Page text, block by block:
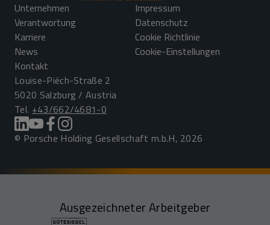
Unternehmen
Verantwortung
Karriere
News
Kontakt
Impressum
Datenschutz
Cookie Richtlinie
Cookie-Einstellungen
Louise-Piëch-Straße 2
5020 Salzburg / Austria
Tel. +43/662/4681-0
© Porsche Holding Gesellschaft m.b.H, 2026
Ausgezeichneter Arbeitgeber